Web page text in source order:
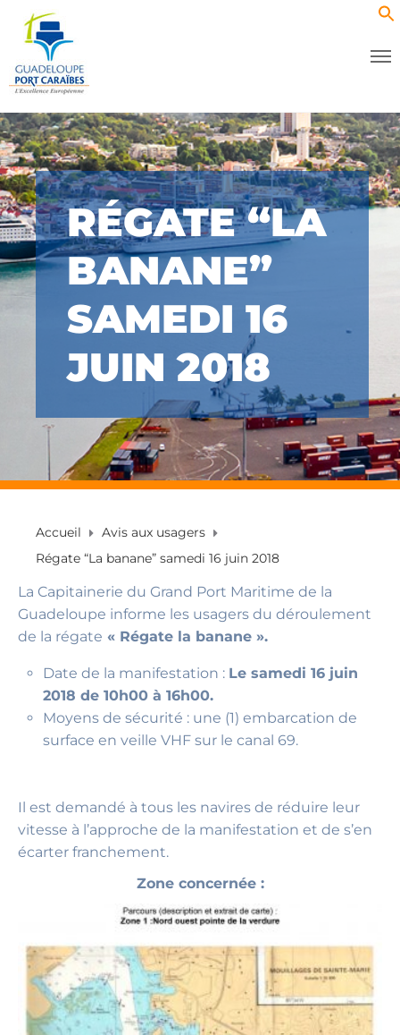
RÉGATE “LA
BANANE”
SAMEDI 16
JUIN 2018
Accueil
Avis aux usagers
Régate “La banane” samedi 16 juin 2018
La Capitainerie du Grand Port Maritime de la
Guadeloupe informe les usagers du déroulement
de la régate « Régate la banane ».
Date de la manifestation : Le samedi 16 juin
2018 de 10h00 à 16h00.
Moyens de sécurité : une (1) embarcation de
surface en veille VHF sur le canal 69.
Il est demandé à tous les navires de réduire leur
vitesse à l’approche de la manifestation et de s’en
écarter franchement.
Zone concernée :